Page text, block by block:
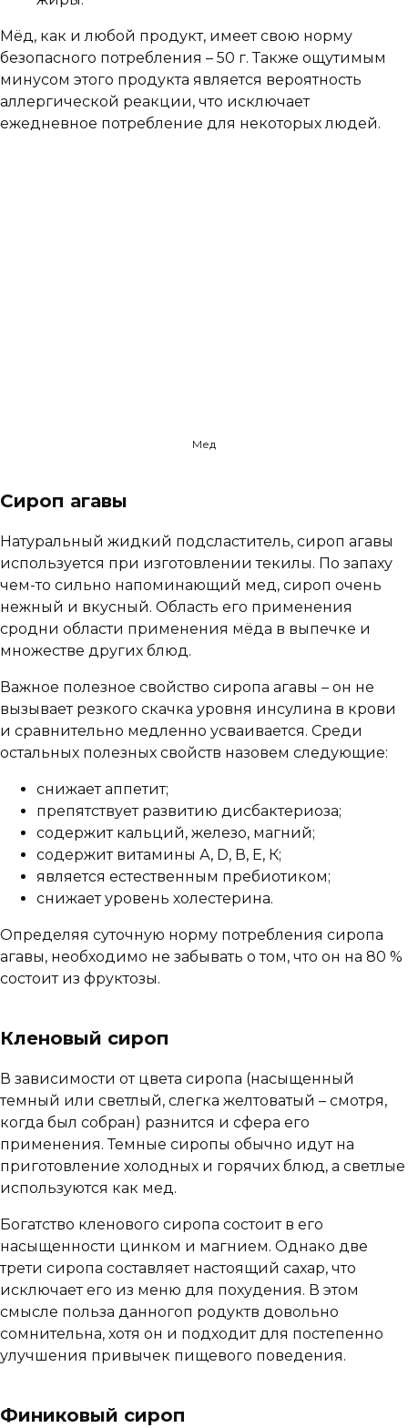
Мёд, как и любой продукт, имеет свою норму
безопасного потребления – 50 г. Также ощутимым
минусом этого продукта является вероятность
аллергической реакции, что исключает
ежедневное потребление для некоторых людей.
Мед
Сироп агавы
Натуральный жидкий подсластитель, сироп агавы
используется при изготовлении текилы. По запаху
чем-то сильно напоминающий мед, сироп очень
нежный и вкусный. Область его применения
сродни области применения мёда в выпечке и
множестве других блюд.
Важное полезное свойство сиропа агавы – он не
вызывает резкого скачка уровня инсулина в крови
и сравнительно медленно усваивается. Среди
остальных полезных свойств назовем следующие:
снижает аппетит;
препятствует развитию дисбактериоза;
содержит кальций, железо, магний;
содержит витамины А, D, В, Е, К;
является естественным пребиотиком;
снижает уровень холестерина.
Определяя суточную норму потребления сиропа
агавы, необходимо не забывать о том, что он на 80 %
состоит из фруктозы.
Кленовый сироп
В зависимости от цвета сиропа (насыщенный
темный или светлый, слегка желтоватый – смотря,
когда был собран) разнится и сфера его
применения. Темные сиропы обычно идут на
приготовление холодных и горячих блюд, а светлые
используются как мед.
Богатство кленового сиропа состоит в его
насыщенности цинком и магнием. Однако две
трети сиропа составляет настоящий сахар, что
исключает его из меню для похудения. В этом
смысле польза данногоп родуктв довольно
сомнительна, хотя он и подходит для постепенно
улучшения привычек пищевого поведения.
Финиковый сироп